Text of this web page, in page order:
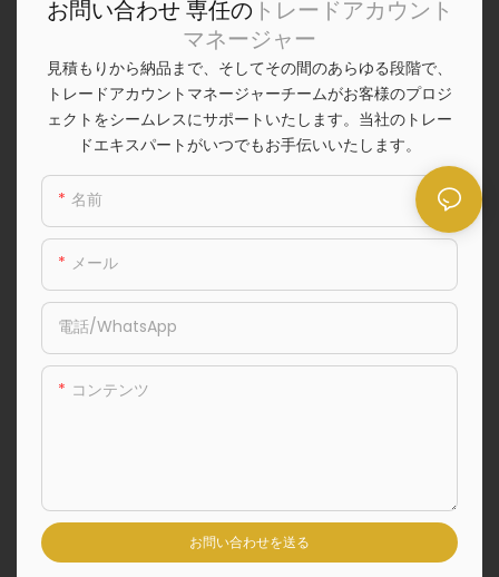
お問い合わせ 専任の トレードアカウント
マネージャー
見積もりから納品まで、そしてその間のあらゆる段階で、
トレードアカウントマネージャーチームがお客様のプロジ
ェクトをシームレスにサポートいたします。当社のトレー
ドエキスパートがいつでもお手伝いいたします。
名前
メール
電話/WhatsApp
コンテンツ
お問い合わせを送る